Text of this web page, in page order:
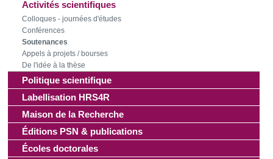
les cookies.
Les cookies nous permettent de personnaliser le contenu
et les annonces, d'offrir des fonctionnalités relatives aux
médias sociaux et d'analyser notre trafic. Nous
partageons également des informations sur l'utilisation de
notre site avec nos partenaires de médias sociaux, de
publicité et d'analyse, qui peuvent combiner celles-ci avec
d'autres informations que vous leur avez fournies ou qu'ils
ont collectées lors de votre utilisation de leurs services.
Activités scientifiques
Colloques - journées d'études
Conférences
Soutenances
Appels à projets / bourses
De l'idée à la thèse
Politique scientifique
Labellisation HRS4R
Maison de la Recherche
Éditions PSN & publications
Écoles doctorales